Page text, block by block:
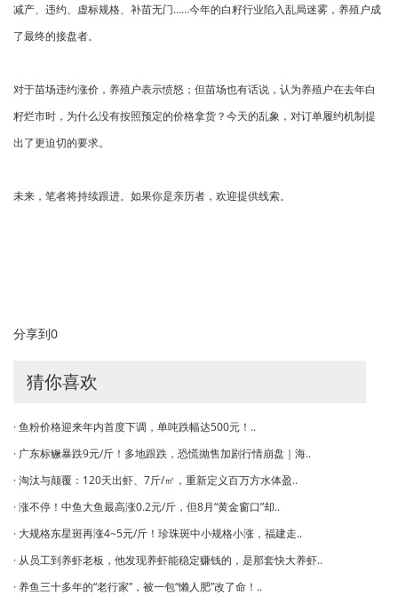
减产、违约、虚标规格、补苗无门……今年的白籽行业陷入乱局迷雾，养殖户成
了最终的接盘者。
对于苗场违约涨价，养殖户表示愤怒；但苗场也有话说，认为养殖户在去年白
籽烂市时，为什么没有按照预定的价格拿货？今天的乱象，对订单履约机制提
出了更迫切的要求。
未来，笔者将持续跟进。如果你是亲历者，欢迎提供线索。
分享到0
猜你喜欢
· 鱼粉价格迎来年内首度下调，单吨跌幅达500元！..
· 广东标鳜暴跌9元/斤！多地跟跌，恐慌抛售加剧行情崩盘｜海..
· 淘汰与颠覆：120天出虾、7斤/㎡，重新定义百万方水体盈..
· 涨不停！中鱼大鱼最高涨0.2元/斤，但8月“黄金窗口”却..
· 大规格东星斑再涨4~5元/斤！珍珠斑中小规格小涨，福建走..
· 从员工到养虾老板，他发现养虾能稳定赚钱的，是那套快大养虾..
· 养鱼三十多年的“老行家”，被一包“懒人肥”改了命！..